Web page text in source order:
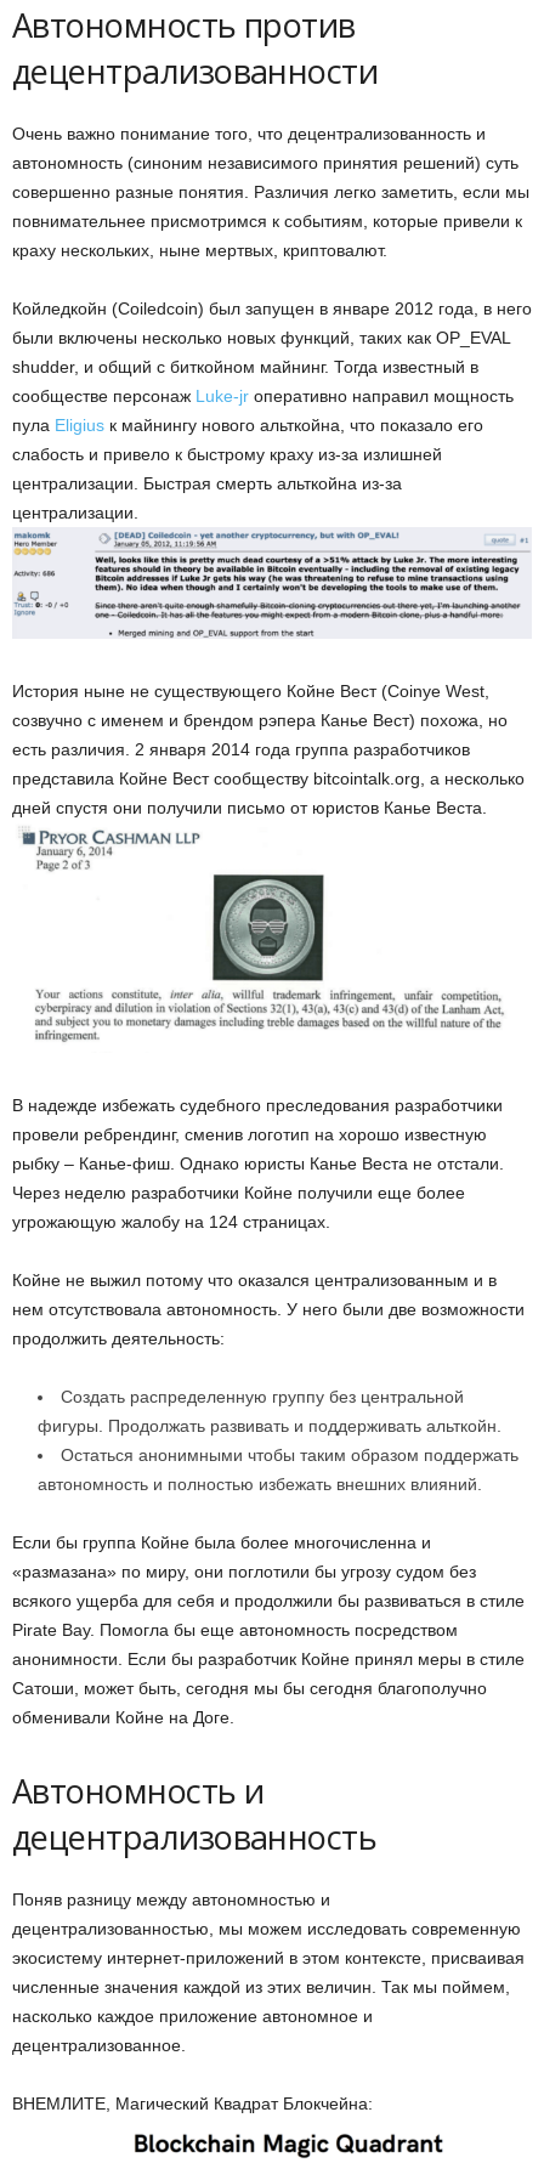
Автономность против
децентрализованности
Очень важно понимание того, что децентрализованность и
автономность (синоним независимого принятия решений) суть
совершенно разные понятия. Различия легко заметить, если мы
повнимательнее присмотримся к событиям, которые привели к
краху нескольких, ныне мертвых, криптовалют.
Койледкойн (Coiledcoin) был запущен в январе 2012 года, в него
были включены несколько новых функций, таких как OP_EVAL
shudder, и общий с биткойном майнинг. Тогда известный в
сообществе персонаж Luke-jr оперативно направил мощность
пула Eligius к майнингу нового альткойна, что показало его
слабость и привело к быстрому краху из-за излишней
централизации. Быстрая смерть альткойна из-за
централизации.
История ныне не существующего Койне Вест (Coinye West,
созвучно с именем и брендом рэпера Канье Вест) похожа, но
есть различия. 2 января 2014 года группа разработчиков
представила Койне Вест сообществу bitcointalk.org, а несколько
дней спустя они получили письмо от юристов Канье Веста.
В надежде избежать судебного преследования разработчики
провели ребрендинг, сменив логотип на хорошо известную
рыбку – Канье-фиш. Однако юристы Канье Веста не отстали.
Через неделю разработчики Койне получили еще более
угрожающую жалобу на 124 страницах.
Койне не выжил потому что оказался централизованным и в
нем отсутствовала автономность. У него были две возможности
продолжить деятельность:
Создать распределенную группу без центральной
фигуры. Продолжать развивать и поддерживать альткойн.
Остаться анонимными чтобы таким образом поддержать
автономность и полностью избежать внешних влияний.
Если бы группа Койне была более многочисленна и
«размазана» по миру, они поглотили бы угрозу судом без
всякого ущерба для себя и продолжили бы развиваться в стиле
Pirate Bay. Помогла бы еще автономность посредством
анонимности. Если бы разработчик Койне принял меры в стиле
Сатоши, может быть, сегодня мы бы сегодня благополучно
обменивали Койне на Доге.
Автономность и
децентрализованность
Поняв разницу между автономностью и
децентрализованностью, мы можем исследовать современную
экосистему интернет-приложений в этом контексте, присваивая
численные значения каждой из этих величин. Так мы поймем,
насколько каждое приложение автономное и
децентрализованное.
ВНЕМЛИТЕ, Магический Квадрат Блокчейна: